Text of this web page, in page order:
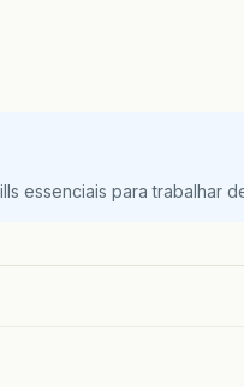
essenciais para trabalhar